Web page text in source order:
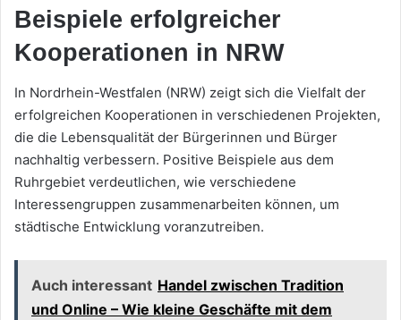
Beispiele erfolgreicher
Kooperationen in NRW
In Nordrhein-Westfalen (NRW) zeigt sich die Vielfalt der
erfolgreichen Kooperationen in verschiedenen Projekten,
die die Lebensqualität der Bürgerinnen und Bürger
nachhaltig verbessern. Positive Beispiele aus dem
Ruhrgebiet verdeutlichen, wie verschiedene
Interessengruppen zusammenarbeiten können, um
städtische Entwicklung voranzutreiben.
Auch interessant Handel zwischen Tradition
und Online – Wie kleine Geschäfte mit dem